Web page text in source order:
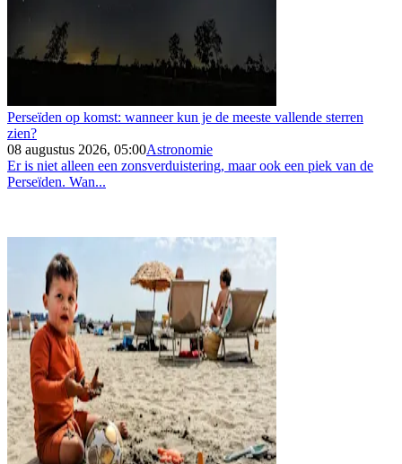
Perseïden op komst: wanneer kun je de meeste vallende sterren
zien?
08 augustus 2026, 05:00Astronomie
Er is niet alleen een zonsverduistering, maar ook een piek van de
Perseïden. Wan...